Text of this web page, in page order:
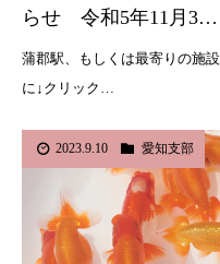
らせ 令和5年11月3…
蒲郡駅、もしくは最寄りの施
に↓クリック…
2023.9.10 愛知支部